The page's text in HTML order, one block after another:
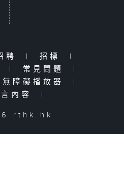
聘 | 招標
|
| 常見問題
|
無障礙播放器
|
內容
|
rthk.hk